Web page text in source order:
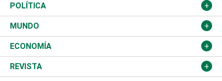
Nacional
Ciudad
Educación
Salud
POLÍTICA
Partidos
JCE
TSE
MUNDO
Estados Unidos
América Latina
ECONOMÍA
Finanzas
REVISTA